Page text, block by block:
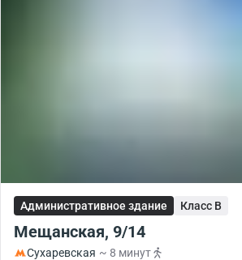
Административное здание Класс B
Мещанская, 9/14
Сухаревская ~ 8 минут